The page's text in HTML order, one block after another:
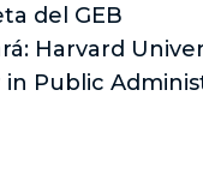
del GEB
Harvard
in Public